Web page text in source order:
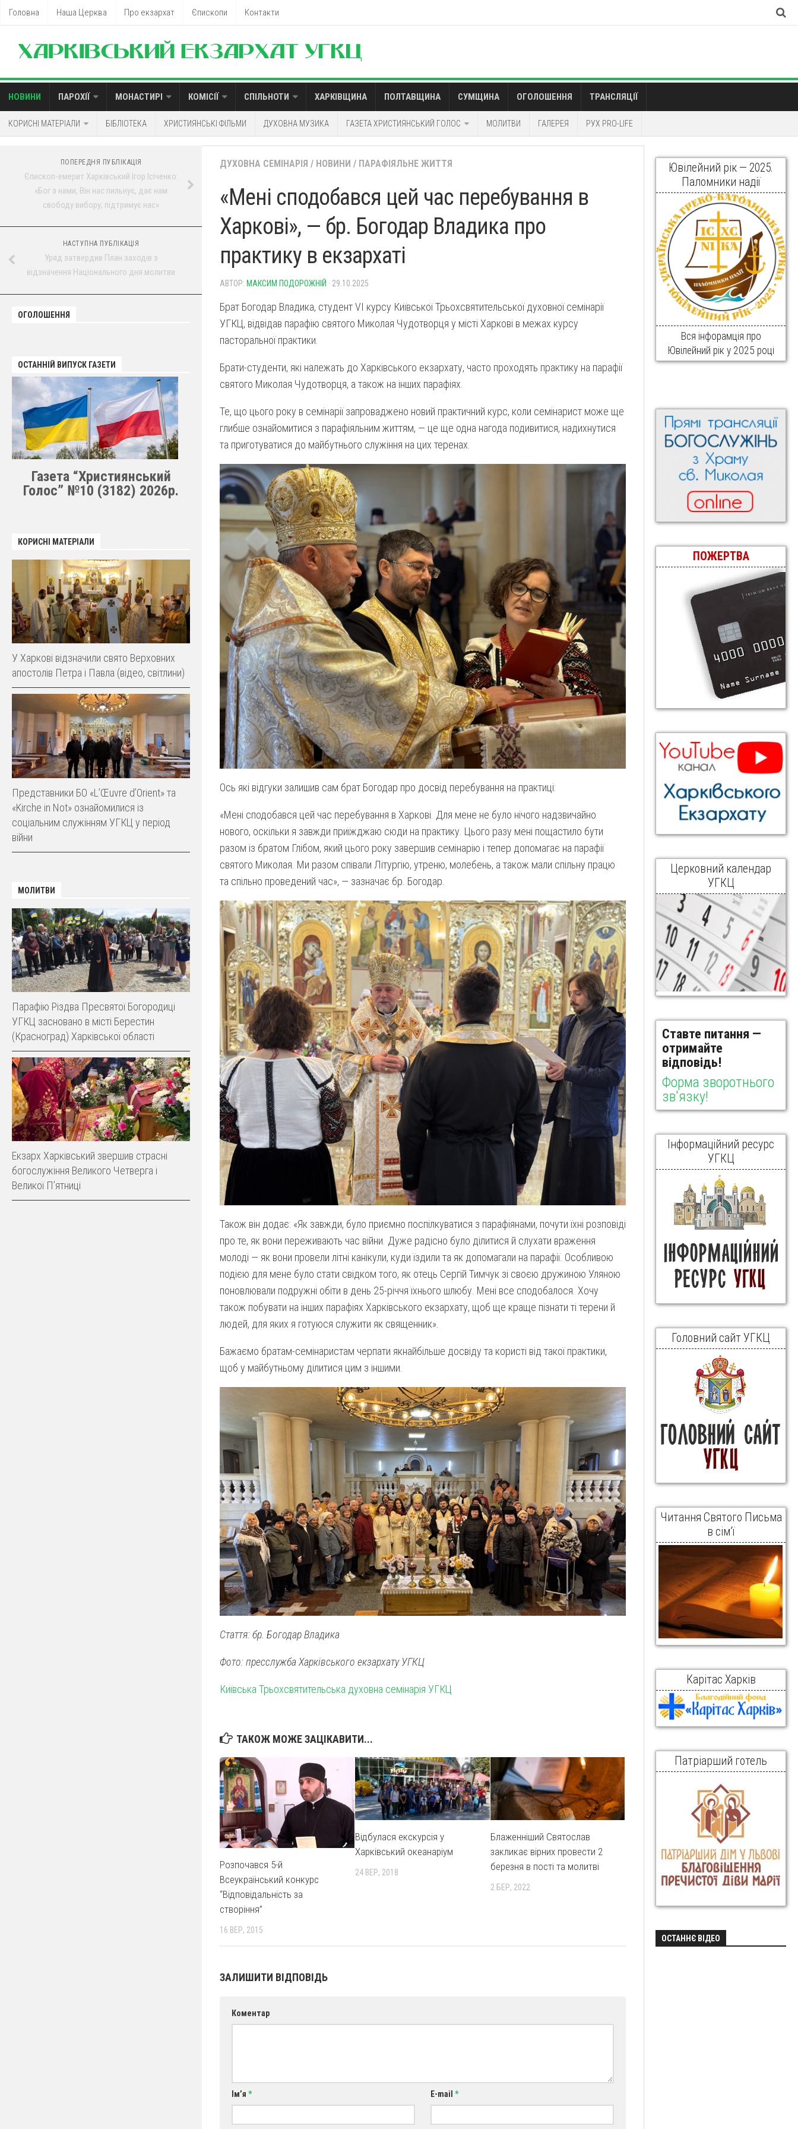
Головна Наша Церква Про екзархат Єпископи Контакти
НОВИНИ ПАРОХІЇ МОНАСТИРІ КОМІСІЇ СПІЛЬНОТИ ХАРКІВЩИНА ПОЛТАВЩИНА СУМЩИНА ОГОЛОШЕННЯ ТРАНСЛЯЦІЇ
КОРИСНІ МАТЕРІАЛИ БІБЛІОТЕКА ХРИСТИЯНСЬКІ ФІЛЬМИ ДУХОВНА МУЗИКА ГАЗЕТА ХРИСТИЯНСЬКИЙ ГОЛОС МОЛИТВИ ГАЛЕРЕЯ РУХ PRO-LIFE
ДУХОВНА СЕМІНАРІЯ / НОВИНИ / ПАРАФІЯЛЬНЕ ЖИТТЯ
«Мені сподобався цей час перебування в
Харкові», — бр. Богодар Владика про
практику в екзархаті
АВТОР: МАКСИМ ПОДОРОЖНІЙ · 29.10.2025
Брат Богодар Владика, студент VI курсу Київської Трьохсвятительської духовної семінарії
УГКЦ, відвідав парафію святого Миколая Чудотворця у місті Харкові в межах курсу
пасторальної практики.
Брати-студенти, які належать до Харківського екзархату, часто проходять практику на парафії
святого Миколая Чудотворця, а також на інших парафіях.
Те, що цього року в семінарії запроваджено новий практичний курс, коли семінарист може ще
глибше ознайомитися з парафіяльним життям, — це ще одна нагода подивитися, надихнутися
та приготуватися до майбутнього служіння на цих теренах.
Ось які відгуки залишив сам брат Богодар про досвід перебування на практиці:
«Мені сподобався цей час перебування в Харкові. Для мене не було нічого надзвичайно
нового, оскільки я завжди приїжджаю сюди на практику. Цього разу мені пощастило бути
разом із братом Глібом, який цього року завершив семінарію і тепер допомагає на парафії
святого Миколая. Ми разом співали Літургію, утреню, молебень, а також мали спільну працю
та спільно проведений час», — зазначає бр. Богодар.
Також він додає: «Як завжди, було приємно поспілкуватися з парафіянами, почути їхні розповіді
про те, як вони переживають час війни. Дуже радісно було ділитися й слухати враження
молоді — як вони провели літні канікули, куди їздили та як допомагали на парафії. Особливою
подією для мене було стати свідком того, як отець Сергій Тимчук зі своєю дружиною Уляною
поновлювали подружні обіти в день 25-річчя їхнього шлюбу. Мені все сподобалося. Хочу
також побувати на інших парафіях Харківського екзархату, щоб ще краще пізнати ті терени й
людей, для яких я готуюся служити як священник».
Бажаємо братам-семінаристам черпати якнайбільше досвіду та користі від такої практики,
щоб у майбутньому ділитися цим з іншими.
Стаття: бр. Богодар Владика
Фото: пресслужба Харківського екзархату УГКЦ
Київська Трьохсвятительська духовна семінарія УГКЦ
ТАКОЖ МОЖЕ ЗАЦІКАВИТИ...
Розпочався 5-й
Всеукраїнський конкурс
“Відповідальність за
створіння”
16 ВЕР, 2015
Відбулася екскурсія у
Харківський океанаріум
24 ВЕР, 2018
Блаженніший Святослав
закликає вірних провести 2
березня в пості та молитві
2 БЕР, 2022
ЗАЛИШИТИ ВІДПОВІДЬ
Коментар
Ім’я * E-mail *
ПОПЕРЕДНЯ ПУБЛІКАЦІЯ
Єпископ-емерит Харківський Ігор Ісіченко:
«Бог з нами, Він нас пильнує, дає нам
свободу вибору, підтримує нас»
НАСТУПНА ПУБЛІКАЦІЯ
Уряд затвердив План заходів з
відзначення Національного дня молитви
ОГОЛОШЕННЯ
ОСТАННІЙ ВИПУСК ГАЗЕТИ
Газета “Християнський
Голос” №10 (3182) 2026р.
КОРИСНІ МАТЕРІАЛИ
У Харкові відзначили свято Верховних
апостолів Петра і Павла (відео, світлини)
Представники БО «L’Œuvre d’Orient» та
«Kirche in Not» ознайомилися із
соціальним служінням УГКЦ у період
війни
МОЛИТВИ
Парафію Різдва Пресвятої Богородиці
УГКЦ засновано в місті Берестин
(Красноград) Харківської області
Екзарх Харківський звершив страсні
богослужіння Великого Четверга і
Великої Пʼятниці
Ювілейний рік — 2025.
Паломники надії
Вся інфорамція про
Ювілейний рік у 2025 році
ПОЖЕРТВА
Церковний календар
УГКЦ
Ставте питання —
отримайте
відповідь!
Форма зворотнього
зв'язку!
Інформаційний ресурс
УГКЦ
Головний сайт УГКЦ
Читання Святого Письма
в сім’ї
Карітас Харків
Патріарший готель
ОСТАННЄ ВІДЕО